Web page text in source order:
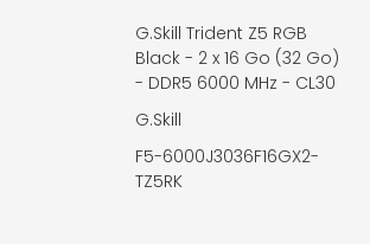
G.Skill Trident Z5 RGB
Black - 2 x 16 Go (32 Go)
- DDR5 6000 MHz - CL30
G.Skill
F5-6000J3036F16GX2-
TZ5RK